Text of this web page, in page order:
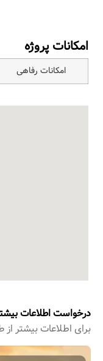
امکانات پروژه
امکانات رفاهی
درخواست اطلاعات
برای اطﻼعات بیشتر از